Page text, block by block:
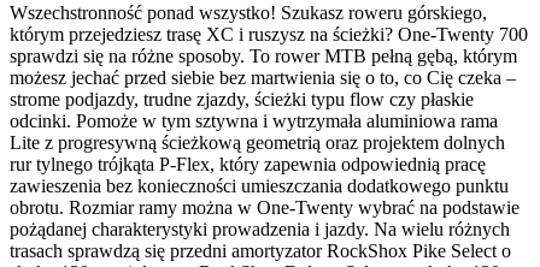
Wszechstronność ponad wszystko! Szukasz roweru górskiego,
którym przejedziesz trasę XC i ruszysz na ścieżki? One-Twenty 700
sprawdzi się na różne sposoby. To rower MTB pełną gębą, którym
możesz jechać przed siebie bez martwienia się o to, co Cię czeka –
strome podjazdy, trudne zjazdy, ścieżki typu flow czy płaskie
odcinki. Pomoże w tym sztywna i wytrzymała aluminiowa rama
Lite z progresywną ścieżkową geometrią oraz projektem dolnych
rur tylnego trójkąta P-Flex, który zapewnia odpowiednią pracę
zawieszenia bez konieczności umieszczania dodatkowego punktu
obrotu. Rozmiar ramy można w One-Twenty wybrać na podstawie
pożądanej charakterystyki prowadzenia i jazdy. Na wielu różnych
trasach sprawdzą się przedni amortyzator RockShox Pike Select o